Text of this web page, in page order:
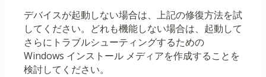
デバイスが起動しない場合は、上記の修復方法を試
してください。どれも機能しない場合は、起動して
さらにトラブルシューティングするための
Windows インストール メディアを作成することを
検討してください。